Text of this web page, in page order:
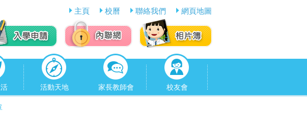
主頁 校曆 聯絡我們 網頁地圖
活動天地 家長教師會 校友會